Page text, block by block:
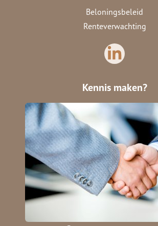
Beloningsbeleid
Renteverwachting
Kennis maken?